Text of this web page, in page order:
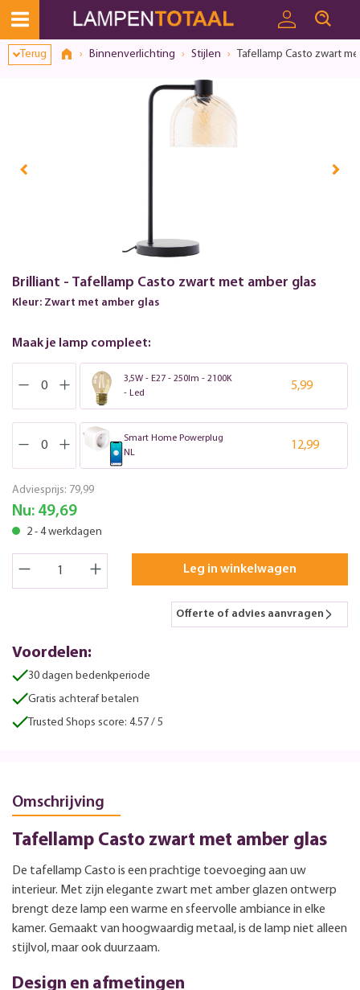
Terug Binnenverlichting Stijlen Tafellamp Casto zwart
Brilliant - Tafellamp Casto zwart met amber glas
Kleur: Zwart met amber glas
Maak je lamp compleet:
3,5W - E27 - 250lm - 2100K
- Led
5,99
Smart Home Powerplug
NL
12,99
Adviesprijs: 79,99
Nu: 49,69
2 - 4 werkdagen
Leg in winkelwagen
Offerte of advies aanvragen
Voordelen:
30 dagen bedenkperiode
Gratis achteraf betalen
Trusted Shops score: 4.57 / 5
Omschrijving
Tafellamp Casto zwart met amber glas
De tafellamp Casto is een prachtige toevoeging aan uw
interieur. Met zijn elegante zwart met amber glazen ontwerp
brengt deze lamp een warme en sfeervolle ambiance in elke
kamer. Gemaakt van hoogwaardig metaal, is de lamp niet alleen
stijlvol, maar ook duurzaam.
Design en afmetingen